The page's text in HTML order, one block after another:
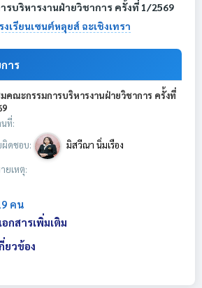
บริหารงานฝ่ายวิชาการ ครั้งที่ 1/2569
งเรียนเซนต์หลุยส์ ฉะเชิงเทรา
าร
คณะกรรมการบริหารงานฝ่ายวิชาการ ครั้งที่
ที่:
ดชอบ:
มิสวีณา นิ่มเรือง
ยเหตุ:
คน
กสารเพิ่มเติม
ยวข้อง